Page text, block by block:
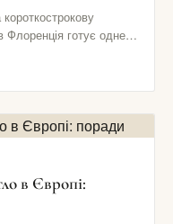
готує одне з
в Європі: